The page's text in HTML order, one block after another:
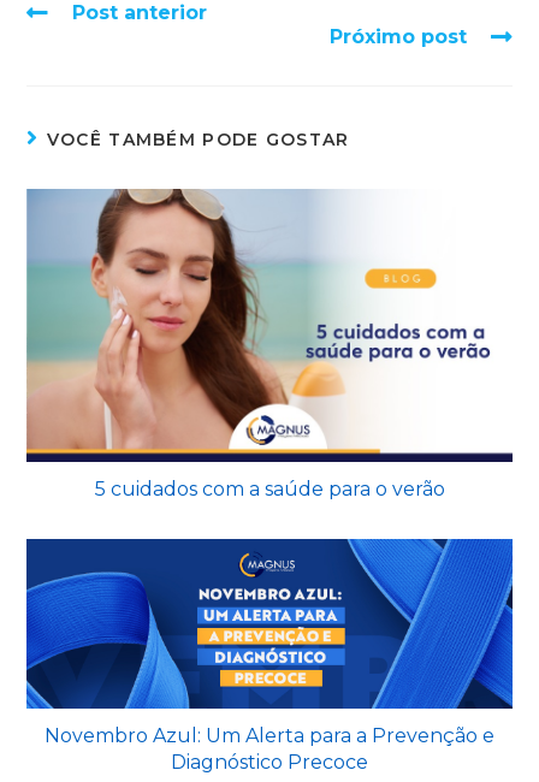
Post anterior
Próximo post
VOCÊ TAMBÉM PODE GOSTAR
5 cuidados com a saúde para o verão
Novembro Azul: Um Alerta para a Prevenção e
Diagnóstico Precoce